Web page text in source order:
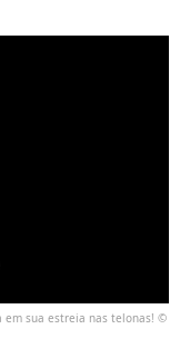
em sua estreia nas telonas! ©